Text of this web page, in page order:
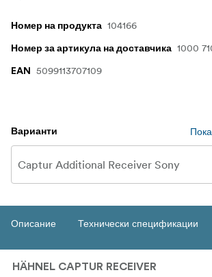
Номер на продукта 104166
Номер за артикула на доставчика 1000
EAN 5099113707109
Варианти
Описание Технически спецификации
HÄHNEL CAPTUR RECEIVER